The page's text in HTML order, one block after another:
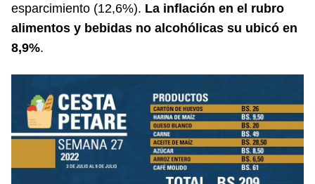
esparcimiento (12,6%). La inflación en el rubro
alimentos y bebidas no alcohólicas su ubicó en
8,9%.